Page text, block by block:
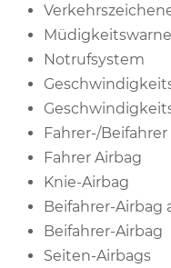
Notrufsystem
Fahrer-/Beifahrer
Fahrer Airbag
Knie-Airbag
Beifahrer-Airbag
Beifahrer-Airbag
Seiten-Airbags